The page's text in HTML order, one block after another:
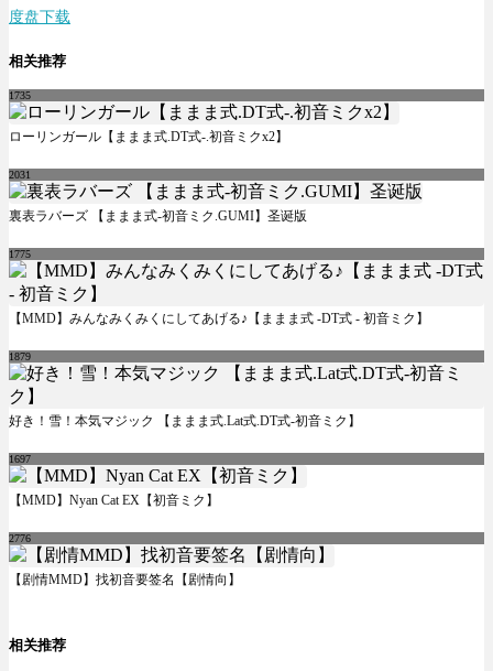
度盘下载
相关推荐
1735
ローリンガール【ままま式.DT式-.初音ミクx2】
2031
裏表ラバーズ 【ままま式-初音ミク.GUMI】圣诞版
1775
【MMD】みんなみくみくにしてあげる♪【ままま式 -DT式 - 初音ミク】
1879
好き！雪！本気マジック 【ままま式.Lat式.DT式-初音ミク】
1697
【MMD】Nyan Cat EX【初音ミク】
2776
【剧情MMD】找初音要签名【剧情向】
相关推荐